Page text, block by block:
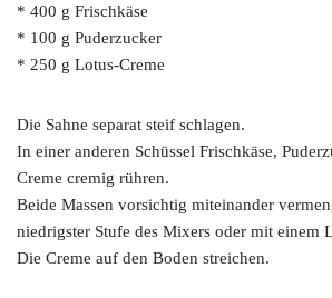
* 400 g Frischkäse
* 100 g Puderzucker
* 250 g Lotus-Creme
Die Sahne separat steif schlagen.
In einer anderen Schüssel Frischkäse,
Creme cremig rühren.
Beide Massen vorsichtig miteinander
niedrigster Stufe des Mixers oder mit einem
Die Creme auf den Boden streichen.